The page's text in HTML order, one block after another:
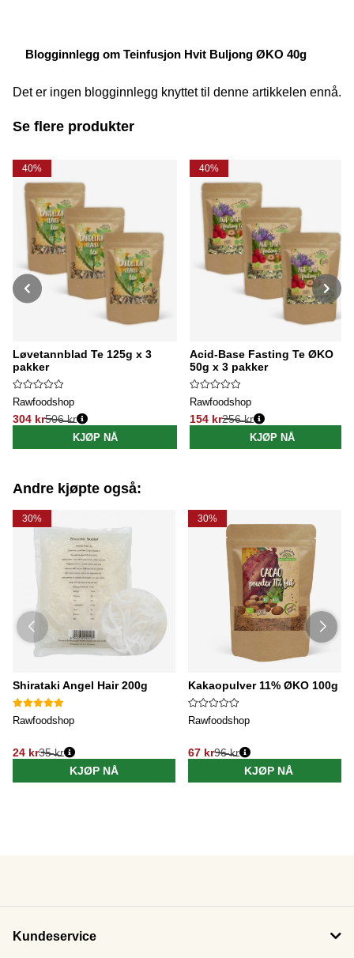
Blogginnlegg om Teinfusjon Hvit Buljong ØKO 40g
Det er ingen blogginnlegg knyttet til denne artikkelen ennå.
Se flere produkter
40%
Løvetannblad Te 125g x 3
pakker
Rawfoodshop
304 kr
Vanlig pris:
506 kr
KJØP NÅ
40%
Acid-Base Fasting Te ØKO
50g x 3 pakker
Rawfoodshop
154 kr
Vanlig pris:
256 kr
KJØP NÅ
Andre kjøpte også:
30%
Shirataki Angel Hair 200g
Rawfoodshop
24 kr35 kr
KJØP NÅ
30%
Kakaopulver 11% ØKO 100g
Rawfoodshop
67 kr96 kr
KJØP NÅ
Kundeservice